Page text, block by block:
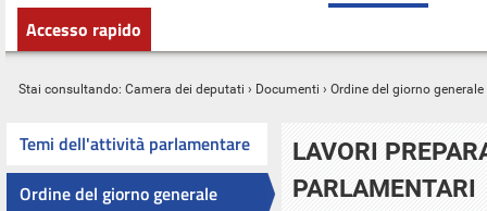
Accesso rapido
Stai consultando: Camera dei deputati › Documenti › Ordine del giorno generale
Temi dell'attività parlamentare
Ordine del giorno generale
LAVORI
PARLAMENTARI